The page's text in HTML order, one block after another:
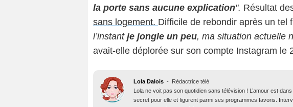
la porte sans aucune explication". Résultat
sans logement. Difficile de rebondir après un tel
l’instantje jongle un peu, ma situation actuelle
avait-elle déplorée sur son compte Instagram le
Lola Dalois - Rédactrice télé
Lola ne voit pas son quotidien sans télévision ! L’amour est
secret pour elle et figurent parmi ses programmes favoris.